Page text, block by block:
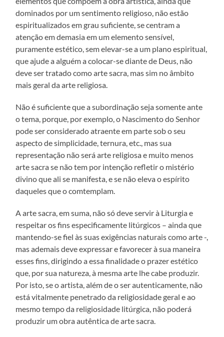
dominados por um sentimento religioso, não estão
espiritualizados em grau suficiente, se centram a
atenção em demasia em um elemento sensível,
puramente estético, sem elevar-se a um plano espiritual,
que ajude a alguém a colocar-se diante de Deus, não
deve ser tratado como arte sacra, mas sim no âmbito
mais geral da arte religiosa.
Não é suficiente que a subordinação seja somente ante
o tema, porque, por exemplo, o Nascimento do Senhor
pode ser considerado atraente em parte sob o seu
aspecto de simplicidade, ternura, etc., mas sua
representação não será arte religiosa e muito menos
arte sacra se não tem por intenção refletir o mistério
divino que ali se manifesta, e se não eleva o espírito
daqueles que o comtemplam.
A arte sacra, em suma, não só deve servir à Liturgia e
respeitar os fins especificamente litúrgicos – ainda que
mantendo-se fiel às suas exigências naturais como arte -,
mas ademais deve expressar e favorecer à sua maneira
esses fins, dirigindo a essa finalidade o prazer estético
que, por sua natureza, à mesma arte lhe cabe produzir.
Por isto, se o artista, além de o ser autenticamente, não
está vitalmente penetrado da religiosidade geral e ao
mesmo tempo da religiosidade litúrgica, não poderá
produzir um obra autêntica de arte sacra.